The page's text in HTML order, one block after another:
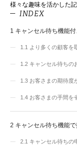
様々な趣味を活かした
INDEX
1 キャンセル待ち機能
1.1 より多くの顧客を
1.2 キャンセル待ちの
1.3 お客さまの期待度
1.4 お客さまの手間を
2 キャンセル待ち機能
2.1 キャンセル待ちの